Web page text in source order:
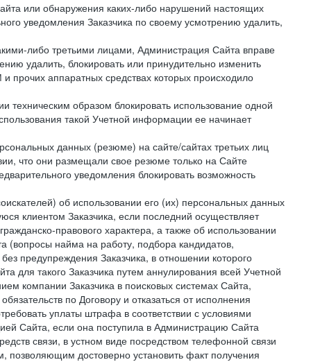
или обнаружения каких-либо нарушений настоящих
уведомления Заказчика по своему усмотрению удалить,
либо третьими лицами, Администрация Сайта вправе
удалить, блокировать или принудительно изменить
аппаратных средствах которых происходило
образом блокировать использование одной
такой Учетной информации ее начинает
данных (резюме) на сайте/сайтах третьих лиц
что они размещали свое резюме только на Сайте
уведомления блокировать возможность
об использовании его (их) персональных данных
клиентом Заказчика, если последний осуществляет
правового характера, а также об использовании
(вопросы найма на работу, подбора кандидатов,
предупреждения Заказчика, в отношении которого
для такого Заказчика путем аннулирования всей Учетной
компании Заказчика в поисковых системах Сайта,
по Договору и отказаться от исполнения
уплаты штрафа в соответствии с условиями
Сайта, если она поступила в Администрацию Сайта
связи, в устном виде посредством телефонной связи
достоверно установить факт получения